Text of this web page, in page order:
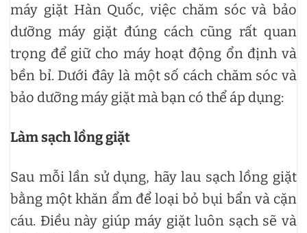
máy giặt Hàn Quốc, việc chăm sóc và bảo
dưỡng máy giặt đúng cách cũng rất quan
trọng để giữ cho máy hoạt động ổn định và
bền bỉ. Dưới đây là một số cách chăm sóc và
bảo dưỡng máy giặt mà bạn có thể áp dụng:
Làm sạch lồng giặt
Sau mỗi lần sử dụng, hãy lau sạch lồng giặt
bằng một khăn ẩm để loại bỏ bụi bẩn và cặn
cáu. Điều này giúp máy giặt luôn sạch sẽ và